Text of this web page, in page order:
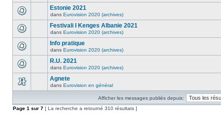
Estonie 2021
dans Eurovision 2020 (archives)
Festivali I Kenges Albanie 2021
dans Eurovision 2020 (archives)
Info pratique
dans Eurovision 2020 (archives)
R.U. 2021
dans Eurovision 2020 (archives)
Agnete
dans Eurovision en général
Afficher les messages publiés depuis:
Page 1 sur 7 [ La recherche a retourné 310 résultats ]